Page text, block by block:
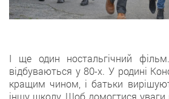
І ще один ностальгічний
відбуваються у 80-х. У родині
кращим чином, і батьки
іншу школу. Щоб домогтися уваги